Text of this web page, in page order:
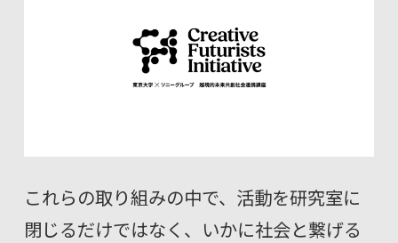
これらの取り組みの中で、活動を研究室に
閉じるだけではなく、いかに社会と繋げる